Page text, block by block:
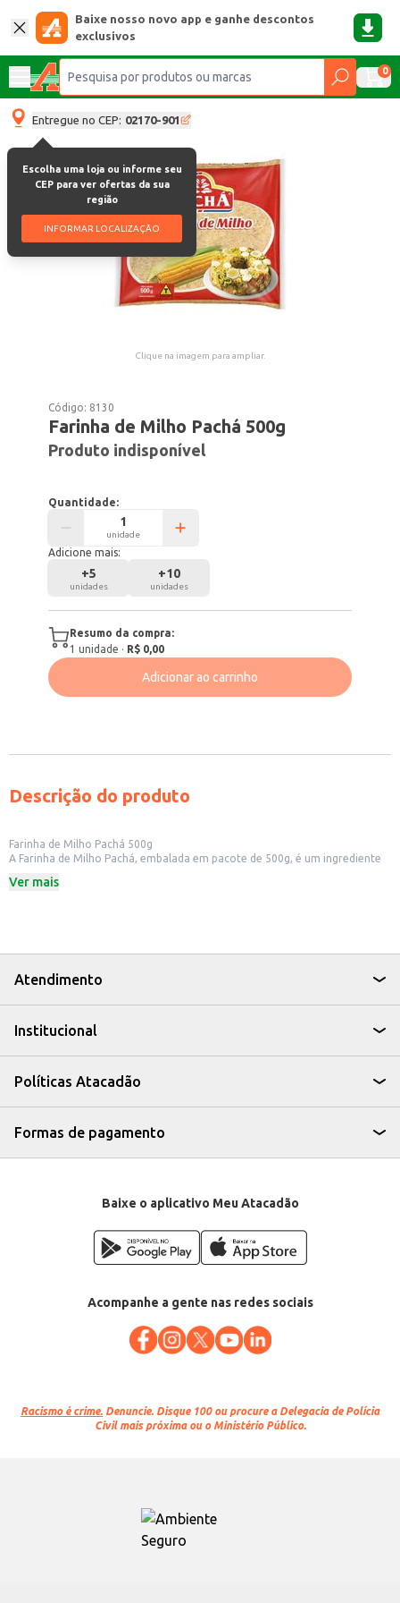
Baixe nosso novo app e ganhe descontos
exclusivos
0
Entregue no CEP: 02170-901
Escolha uma loja ou informe seu
CEP para ver ofertas da sua
região
INFORMAR LOCALIZAÇÃO
Clique na imagem para ampliar.
Código: 8130
Farinha de Milho Pachá 500g
Produto indisponível
Quantidade:
unidade
Adicione mais:
+5
unidades
+10
unidades
Resumo da compra:
1 unidade · R$ 0,00
Adicionar ao carrinho
Descrição do produto
Farinha de Milho Pachá 500g
A Farinha de Milho Pachá, embalada em pacote de 500g, é um ingrediente
receitas, ela se adapta a diferentes necessidades, seja para uso doméstico
Pode ser utilizada em receitas de cuscuz e polenta.
Ideal para estabelecimentos como restaurantes e lanchonetes.
A Farinha de Milho Pachá é uma escolha prática e econômica para quem
Ver mais
Atendimento
Institucional
Políticas Atacadão
Formas de pagamento
Baixe o aplicativo Meu Atacadão
Acompanhe a gente nas redes sociais
Racismo é crime. Denuncie. Disque 100 ou procure a Delegacia de Polícia
Civil mais próxima ou o Ministério Público.